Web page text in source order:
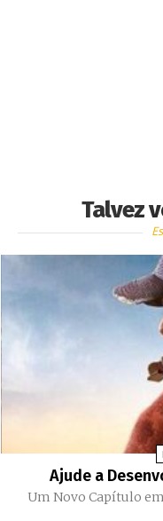
Talvez
Ajude a
Um Novo Capítulo em Ghost